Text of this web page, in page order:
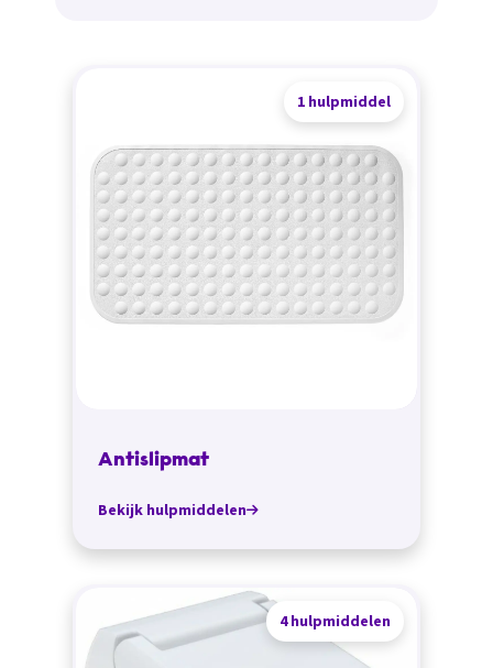
1 hulpmiddel
Antislipmat
Bekijk hulpmiddelen
4 hulpmiddelen